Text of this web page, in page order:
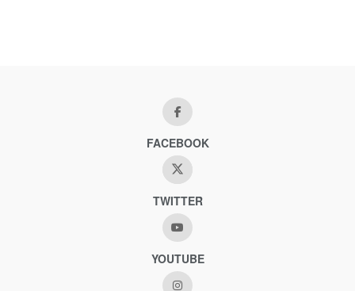
FACEBOOK
TWITTER
YOUTUBE